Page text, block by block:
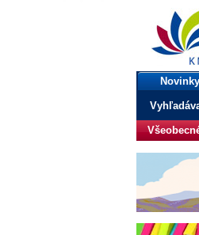
bux.sk
knihy,
Úvodná
Novinky